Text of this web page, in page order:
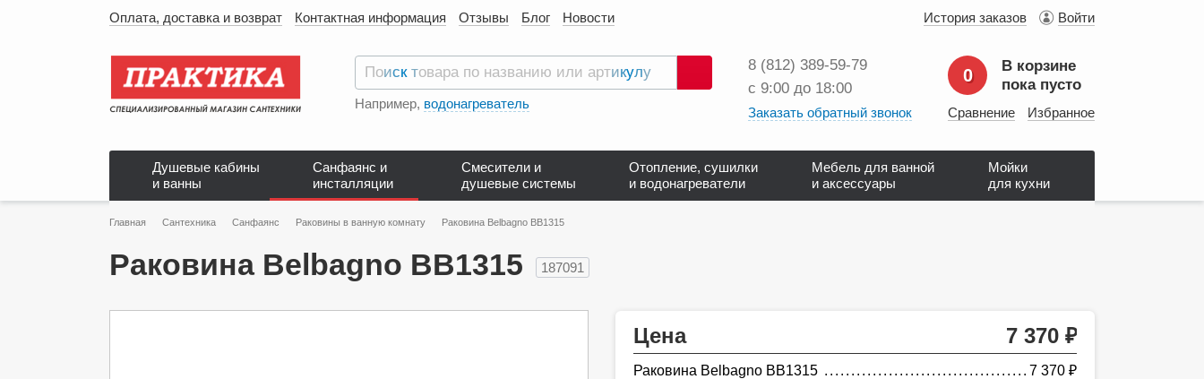
Оплата, доставка и возврат Контактная информация Отзывы Блог Новости История заказов Войти
Поиск
Например, водонагреватель
8 (812) 389‑59‑79
с 9:00 до 18:00
Заказать обратный звонок
0
В корзине
пока пусто
Сравнение Избранное
Душевые кабины
и ванны
Санфаянс и
инсталляции
Смесители и
душевые системы
Отопление, сушилки
и водонагреватели
Мебель для ванной
и аксессуары
Мойки
для кухни
Главная Сантехника Санфаянс Раковины в ванную комнату Раковина Belbagno BB1315
Раковина Belbagno BB1315 187091
Цена 7 370
Раковина Belbagno BB1315 7 370